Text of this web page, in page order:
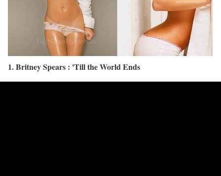
1. Britney Spears : 'Till the World Ends